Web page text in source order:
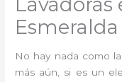
Esmeralda
No hay nada como
más aún, si es un